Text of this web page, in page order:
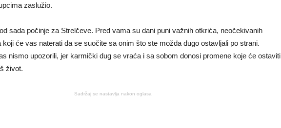
zaslužio.
sada počinje za Strelčeve. Pred vama su dani puni važnih otkrića, neočekivanih
koji će vas naterati da se suočite sa onim što ste možda dugo ostavljali po strani.
nismo upozorili, jer karmički dug se vraća i sa sobom donosi promene koje će ostaviti
život.
Sadržaj se nastavlja nakon oglasa